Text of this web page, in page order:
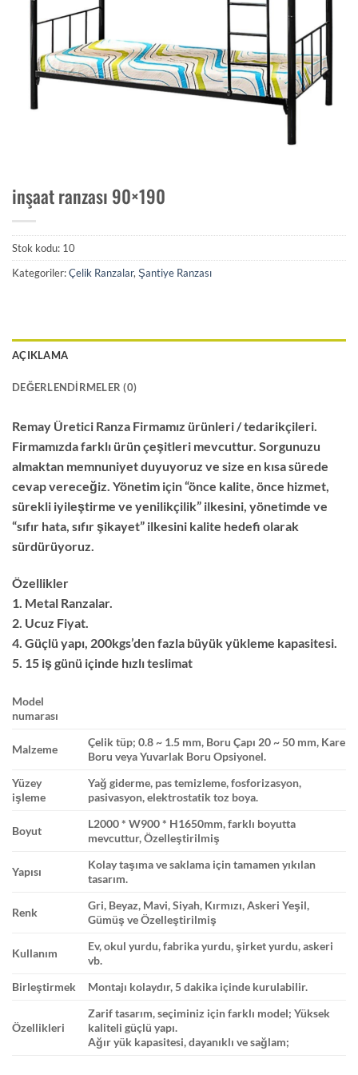
inşaat ranzası 90×190
Stok kodu: 10
Kategoriler:Çelik Ranzalar, Şantiye Ranzası
AÇIKLAMA
DEĞERLENDIRMELER (0)
Remay Üretici Ranza Firmamız ürünleri / tedarikçileri.
Firmamızda farklı ürün çeşitleri mevcuttur. Sorgunuzu
almaktan memnuniyet duyuyoruz ve size en kısa sürede
cevap vereceğiz. Yönetim için “önce kalite, önce hizmet,
sürekli iyileştirme ve yenilikçilik” ilkesini, yönetimde ve
“sıfır hata, sıfır şikayet” ilkesini kalite hedefi olarak
sürdürüyoruz.
Özellikler
1. Metal Ranzalar.
2. Ucuz Fiyat.
4. Güçlü yapı, 200kgs’den fazla büyük yükleme kapasitesi.
5. 15 iş günü içinde hızlı teslimat
Model
numarası
Malzeme
Çelik tüp; 0.8 ~ 1.5 mm, Boru Çapı 20 ~ 50 mm, Kare
Boru veya Yuvarlak Boru Opsiyonel.
Yüzey
işleme
Yağ giderme, pas temizleme, fosforizasyon,
pasivasyon, elektrostatik toz boya.
Boyut
L2000 * W900 * H1650mm, farklı boyutta
mevcuttur, Özelleştirilmiş
Yapısı
Kolay taşıma ve saklama için tamamen yıkılan
tasarım.
Renk
Gri, Beyaz, Mavi, Siyah, Kırmızı, Askeri Yeşil,
Gümüş ve Özelleştirilmiş
Kullanım
Ev, okul yurdu, fabrika yurdu, şirket yurdu, askeri
vb.
Birleştirmek
Montajı kolaydır, 5 dakika içinde kurulabilir.
Özellikleri
Zarif tasarım, seçiminiz için farklı model; Yüksek
kaliteli güçlü yapı.
Ağır yük kapasitesi, dayanıklı ve sağlam;